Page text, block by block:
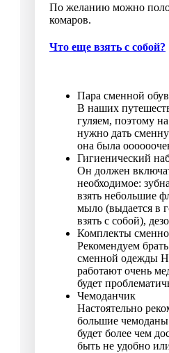
По желанию можно
комаров.
Что еще взять с собой?
Пара сменной
В наших
гуляем, поэтому
нужно дать
она была
Гигиенический
Он должен
необходимое:
взять небольшие
мыло (выдается в
взять с собой),
Комплекты
Рекомендуем
сменной одежды
работают очень
будет
Чемоданчик
Настоятельно
большие
будет более чем
быть не удобно